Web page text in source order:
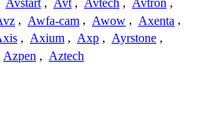
, Awfa-cam , Awow , Axenta ,
, Axium , Axp , Ayrstone ,
Azpen , Aztech